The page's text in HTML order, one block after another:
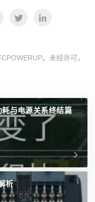
。未经许可，
与电源关系终结篇
析